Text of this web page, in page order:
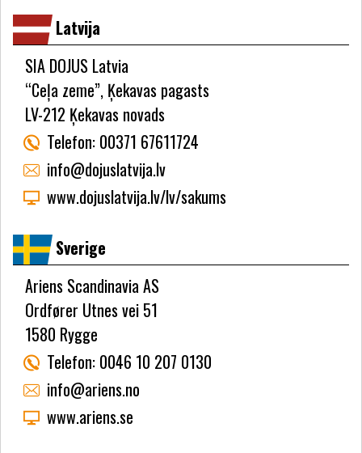
Latvija
SIA DOJUS Latvia
“Ceļa zeme”, Ķekavas pagasts
LV-212 Ķekavas novads
Telefon: 00371 67611724
info@dojuslatvija.lv
www.dojuslatvija.lv/lv/sakums
Sverige
Ariens Scandinavia AS
Ordfører Utnes vei 51
1580 Rygge
Telefon: 0046 10 207 0130
info@ariens.no
www.ariens.se